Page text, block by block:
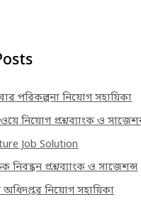
পরিকল্পনা নিয়োগ সহায়িকা
নিয়োগ প্রশ্নব্যাংক ও
Job Solution
নিবন্ধন প্রশ্নব্যাংক ও সাজেশন্স
অধিদপ্তর নিয়োগ সহায়িকা